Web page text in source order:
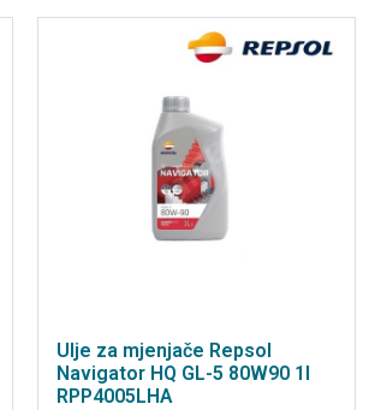
Ulje za mjenjače Repsol
Navigator HQ GL-5 80W90 1l
RPP4005LHA